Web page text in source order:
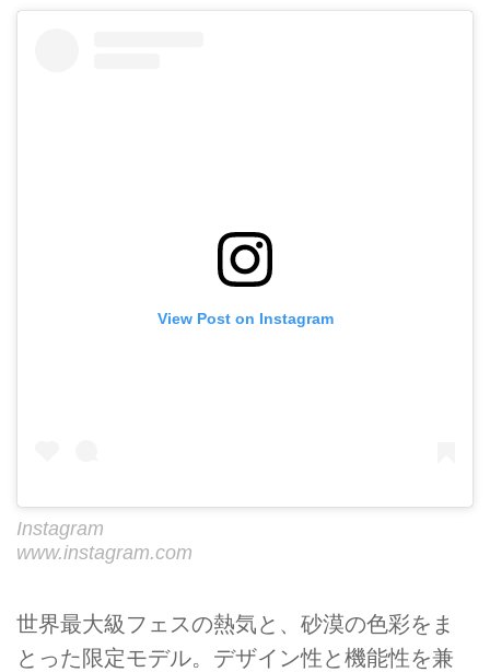
View Post on Instagram
Instagram
www.instagram.com
世界最大級フェスの熱気と、砂漠の色彩をま
とった限定モデル。デザイン性と機能性を兼